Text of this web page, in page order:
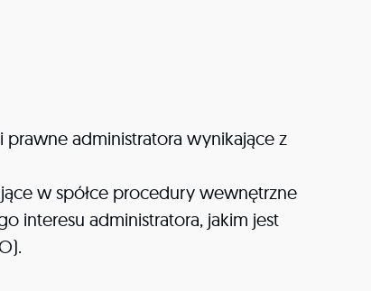
administratora wynikające z
w spółce procedury wewnętrzne
interesu administratora, jakim jest